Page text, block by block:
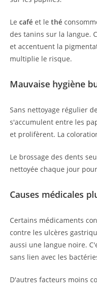
Le café et le thé
des tanins sur la langue.
et accentuent la
multiplie le risque.
Mauvaise hygiène
Sans nettoyage régulier
s'accumulent entre les
et prolifèrent. La
Le brossage des dents
nettoyée chaque jour
Causes médicales
Certains médicaments
contre les ulcères
aussi une langue noire.
sans lien avec les
D'autres facteurs moins